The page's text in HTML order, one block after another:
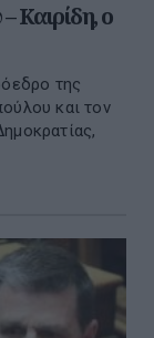
Καιρίδη, ο
της
και τον